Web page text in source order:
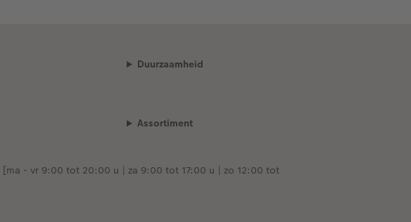
Duurzaamheid
Assortiment
[ma - vr 9:00 tot 20:00 u | za 9:00 tot 17:00 u | zo 12:00 tot